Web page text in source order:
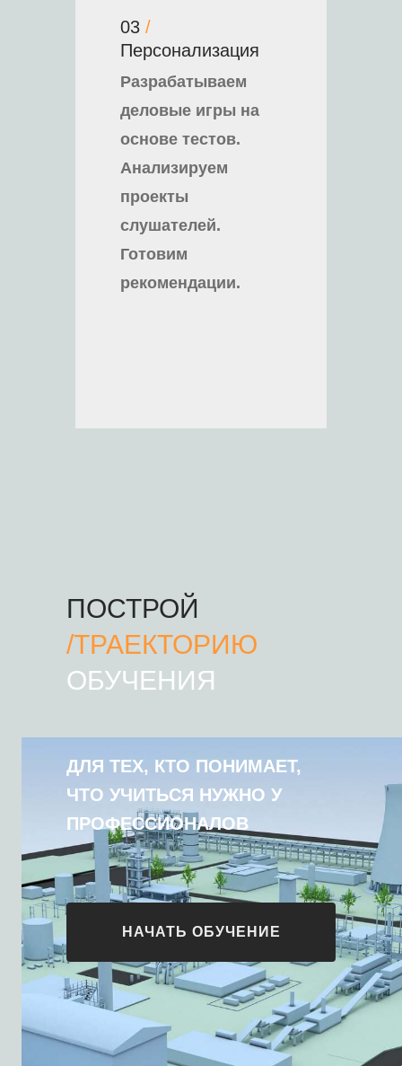
03 /
Персонализация
Разрабатываем
деловые игры на
основе тестов.
Анализируем
проекты
слушателей.
Готовим
рекомендации.
ПОСТРОЙ
/TРАЕКТОРИЮ
OБУЧЕНИЯ
НАЧАТЬ ОБУЧЕНИЕ
ДЛЯ ТЕХ, КТО ПОНИМАЕТ,
ЧТО УЧИТЬСЯ НУЖНО У
ПРОФЕССИОНАЛОВ